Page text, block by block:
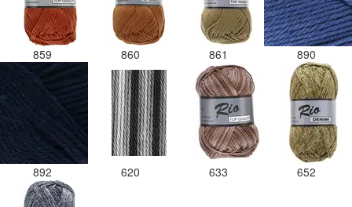
859 860 861 890
892 620 633 652